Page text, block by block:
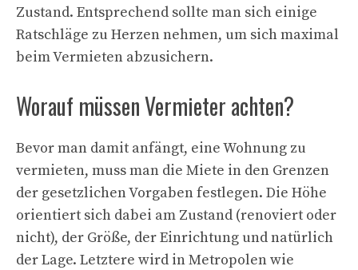
Zustand. Entsprechend sollte man sich einige
Ratschläge zu Herzen nehmen, um sich maximal
beim Vermieten abzusichern.
Worauf müssen Vermieter achten?
Bevor man damit anfängt, eine Wohnung zu
vermieten, muss man die Miete in den Grenzen
der gesetzlichen Vorgaben festlegen. Die Höhe
orientiert sich dabei am Zustand (renoviert oder
nicht), der Größe, der Einrichtung und natürlich
der Lage. Letztere wird in Metropolen wie